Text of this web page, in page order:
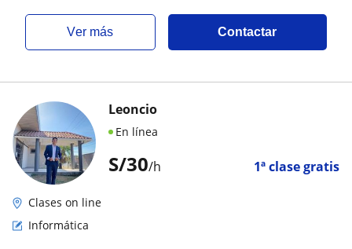
ver más Contactar
S/30/h 1ª clase gratis
Leoncio
En línea
Clases on line
Informática